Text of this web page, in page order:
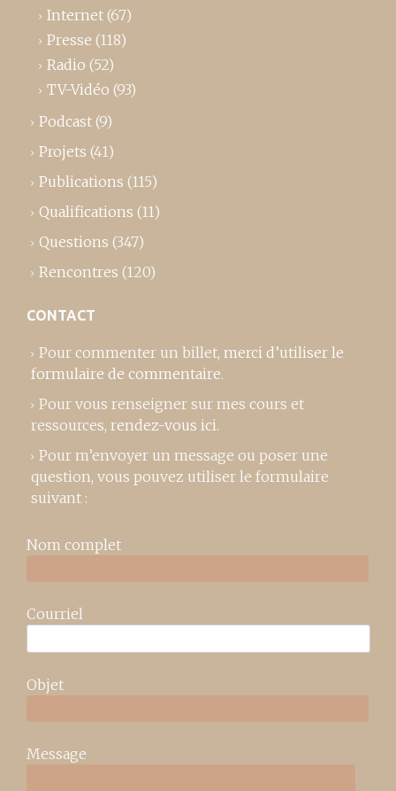
Internet (67)
Presse (118)
Radio (52)
TV-Vidéo (93)
Podcast (9)
Projets (41)
Publications (115)
Qualifications (11)
Questions (347)
Rencontres (120)
CONTACT
Pour commenter un billet, merci d’utiliser le
formulaire de commentaire.
Pour vous renseigner sur mes cours et
ressources, rendez-vous ici.
Pour m’envoyer un message ou poser une
question, vous pouvez utiliser le formulaire
suivant :
Nom complet
Courriel
Objet
Message